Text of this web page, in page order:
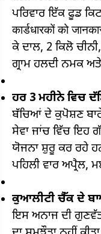
ਪਰਿਵਾਰ ਇੱਕ ਫੂਡ
कार्डधारकों को
ਕੇ ਦਾਲ, 2 ਕਿਲੋ
ਗ੍ਰਾਮ ਹਲਦੀ ਨਮਕ
ਹਰ 3 ਮਹੀਨੇ ਵਿਚ
ਬੱਚਿਆਂ ਦੇ ਕੁਪੋਸ਼ਣ
ਸੇਵਾ ਜਾਂਚ ਵਿੱਚ
ਯੋਜਨਾ ਸ਼ੁਰੂ ਕਰ ਰਹੇ
ਪਹਿਲੀ ਵਾਰ ਅਪ੍ਰੈਲ,
ਕੁਆਲੀਟੀ ਚੈੱਕ ਦੇ
ਇਸ ਅਨਾਜ ਦੀ